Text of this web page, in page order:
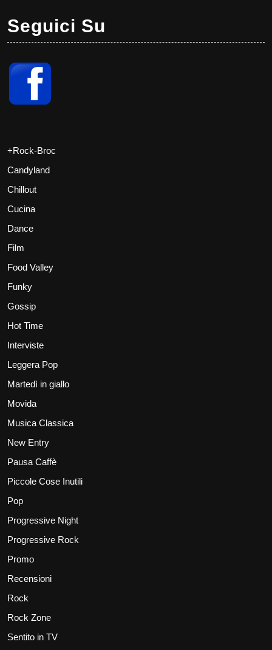
Seguici Su
+Rock-Broc
Candyland
Chillout
Cucina
Dance
Film
Food Valley
Funky
Gossip
Hot Time
Interviste
Leggera Pop
Martedì in giallo
Movida
Musica Classica
New Entry
Pausa Caffè
Piccole Cose Inutili
Pop
Progressive Night
Progressive Rock
Promo
Recensioni
Rock
Rock Zone
Sentito in TV